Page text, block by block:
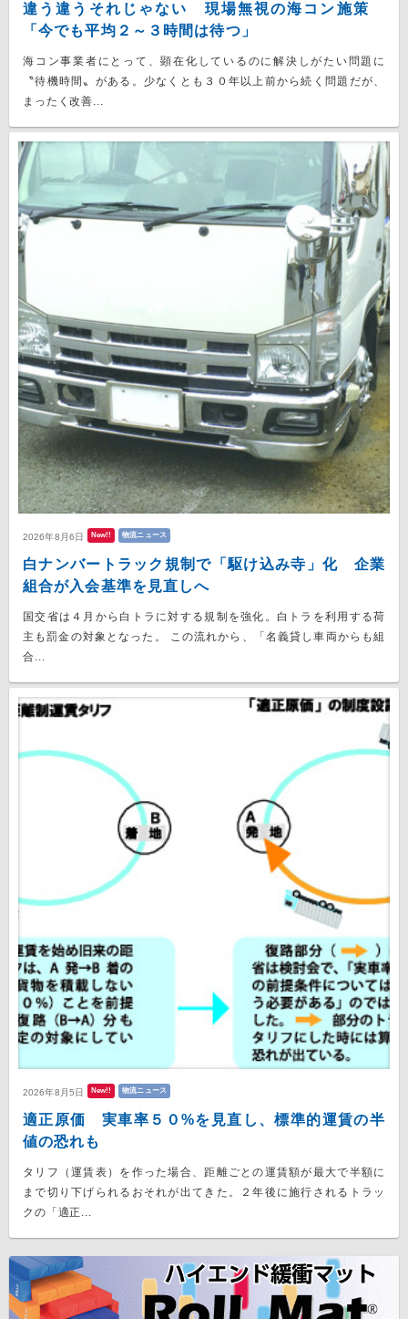
違う違うそれじゃない 現場無視の海コン施策
「今でも平均２～３時間は待つ」
海コン事業者にとって、顕在化しているのに解決しがたい問題に
〝待機時間〟がある。少なくとも３０年以上前から続く問題だが、
まったく改善...
2026年8月6日 New!! 物流ニュース
白ナンバートラック規制で「駆け込み寺」化 企業
組合が入会基準を見直しへ
国交省は４月から白トラに対する規制を強化。白トラを利用する荷
主も罰金の対象となった。 この流れから、「名義貸し車両からも組
合...
2026年8月5日 New!! 物流ニュース
適正原価 実車率５０%を見直し、標準的運賃の半
値の恐れも
タリフ（運賃表）を作った場合、距離ごとの運賃額が最大で半額に
まで切り下げられるおそれが出てきた。２年後に施行されるトラッ
クの「適正...